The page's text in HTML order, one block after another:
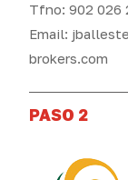
Tfno: 902 026
Email:
brokers.com
PASO 2